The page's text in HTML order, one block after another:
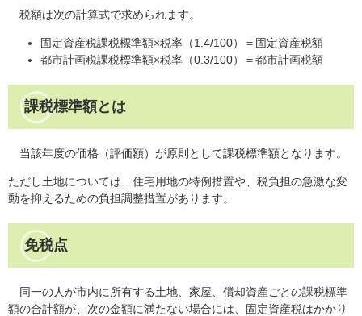
税額は次の計算式で求められます。
固定資産税課税標準額×税率（1.4/100）＝固定資産税額
都市計画税課税標準額×税率（0.3/100）＝都市計画税額
課税標準額とは
当該年度の価格（評価額）が原則として課税標準額となります。
ただし土地については、住宅用地の特例措置や、税負担の急激な変
動を抑えるための負担調整措置があります。
免税点
同一の人が市内に所有する土地、家屋、償却資産ごとの課税標準
額の合計額が、次の金額に満たない場合には、固定資産税はかかり